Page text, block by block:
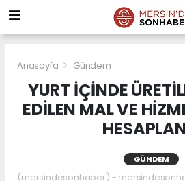
Anasayfa Gündem
YURT İÇİNDE
EDİLEN MAL VE
GÜNDEM
(mersindesonhaber) -